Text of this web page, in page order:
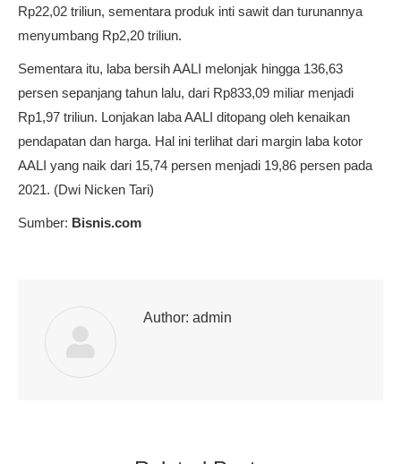
Rp22,02 triliun, sementara produk inti sawit dan turunannya
menyumbang Rp2,20 triliun.
Sementara itu, laba bersih AALI melonjak hingga 136,63
persen sepanjang tahun lalu, dari Rp833,09 miliar menjadi
Rp1,97 triliun. Lonjakan laba AALI ditopang oleh kenaikan
pendapatan dan harga. Hal ini terlihat dari margin laba kotor
AALI yang naik dari 15,74 persen menjadi 19,86 persen pada
2021. (Dwi Nicken Tari)
Sumber: Bisnis.com
Author: admin